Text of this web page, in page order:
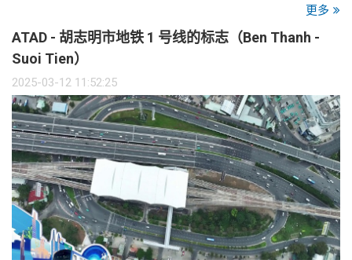
更多
ATAD - 胡志明市地铁 1 号线的标志（Ben Thanh -
Suoi Tien）
2025-03-12 11:52:25